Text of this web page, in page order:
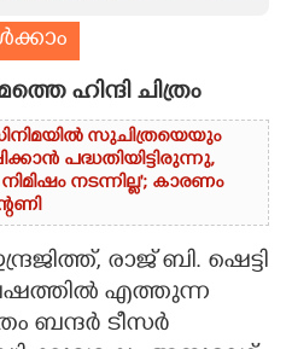
ഹിന്ദി ചിത്രം
സുചിത്രയെയും
പദ്ധതിയിട്ടിരുന്നു,​
നടന്നില്ല'; കാരണം
രാജ് ബി. ഷെട്ടി
എത്തുന്ന
ബന്ദർ ടീസർ